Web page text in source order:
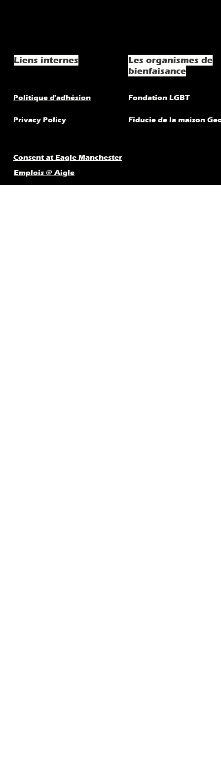
Liens internes
Les organismes de
bienfaisance
Politique d'adhésion Fondation LGBT
Privacy Policy Fiducie de la maison
Consent at Eagle Manchester
Emplois @ Aigle